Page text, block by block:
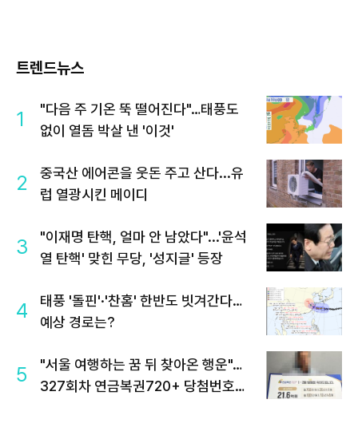
트렌드뉴스
1
"다음 주 기온 뚝 떨어진다"…태풍도
없이 열돔 박살 낸 '이것'
2
중국산 에어콘을 웃돈 주고 산다...유
럽 열광시킨 메이디
3
"이재명 탄핵, 얼마 안 남았다"...'윤석
열 탄핵' 맞힌 무당, '성지글' 등장
4
태풍 '돌핀'·'찬홈' 한반도 빗겨간다…
예상 경로는?
5
"서울 여행하는 꿈 뒤 찾아온 행운"…
327회차 연금복권720+ 당첨번호조